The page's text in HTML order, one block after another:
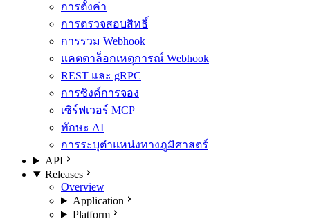
การตั้งค่า
การตรวจสอบสิทธิ์
การรวม Webhook
แคตตาล็อกเหตุการณ์ Webhook
REST และ gRPC
การซิงค์การจอง
เซิร์ฟเวอร์ MCP
ทักษะ AI
การระบุตำแหน่งทางภูมิศาสตร์
API
Releases
Overview
Application
Platform